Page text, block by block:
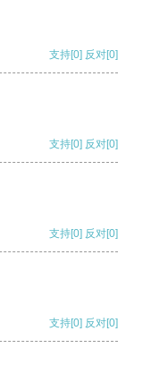
支持[0] 反对[0]
支持[0] 反对[0]
支持[0] 反对[0]
支持[0] 反对[0]